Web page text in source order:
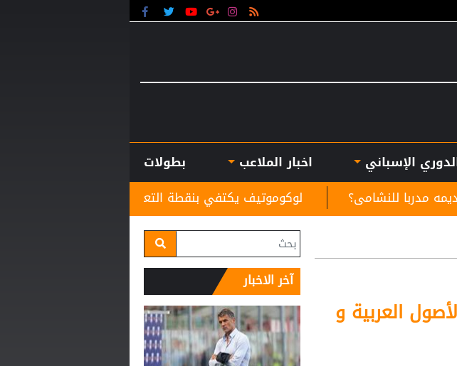
الإسباني اخبار الملاعب
بطولات
لوكوموتيف يكتفي بنقطة التعادل أمام أكرون في الدوري الروسي
العربية و
آخر الاخبار